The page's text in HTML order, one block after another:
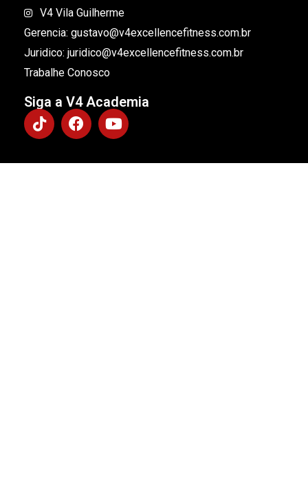
V4 Vila Guilherme
Gerencia: gustavo@v4excellencefitness.com.br
Juridico: juridico@v4excellencefitness.com.br
Trabalhe Conosco
Siga a V4 Academia